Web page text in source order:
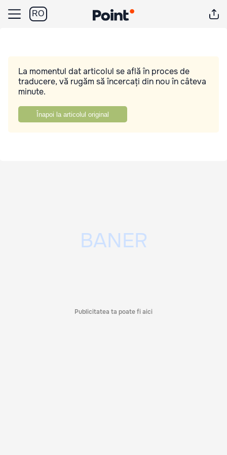
RO
La momentul dat articolul se află în proces de
traducere, vă rugăm să încercați din nou în câteva
minute.
Înapoi la articolul original
Publicitatea ta poate fi aici